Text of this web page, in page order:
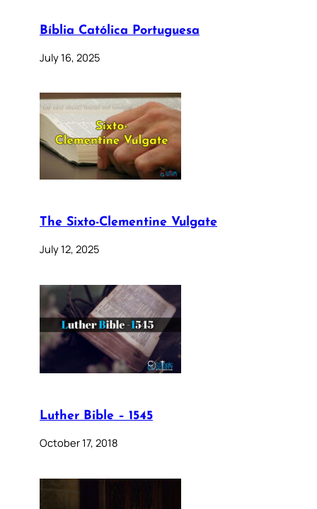
Bíblia Católica Portuguesa
July 16, 2025
The Sixto-Clementine Vulgate
July 12, 2025
Luther Bible – 1545
October 17, 2018